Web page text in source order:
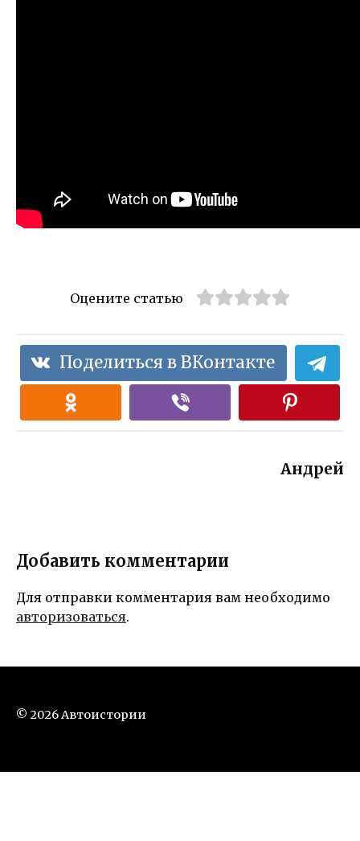
Оцените статью
Поделиться в ВКонтакте
Андрей
Добавить комментарии
Для отправки комментария вам необходимо
авторизоваться.
© 2026 Автоистории